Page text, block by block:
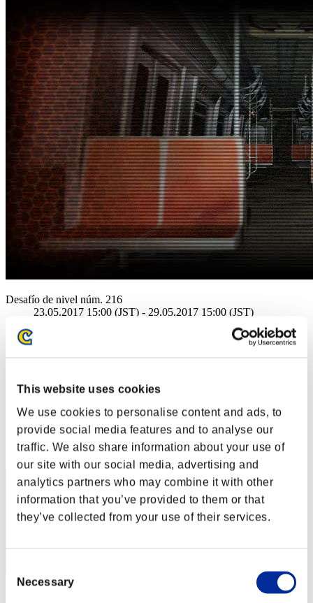
This website uses cookies
We use cookies to personalise content and ads, to
provide social media features and to analyse our
traffic. We also share information about your use of
our site with our social media, advertising and
analytics partners who may combine it with other
information that you’ve provided to them or that
they’ve collected from your use of their services.
Selection
Necessary
Desafío de nivel núm. 216
23.05.2017 15:00 (JST) - 29.05.2017 15:00 (JST)
Cooperativo
(Los rankings se actualizan cada 6 horas.)
Rankings
Posición
1